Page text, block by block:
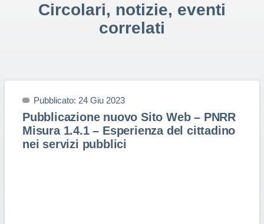
Circolari, notizie, eventi
correlati
Pubblicato: 24 Giu 2023
Pubblicazione nuovo Sito Web – PNRR
Misura 1.4.1 – Esperienza del cittadino
nei servizi pubblici